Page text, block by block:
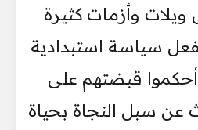
وأزمات كثيرة
سياسة استبدادية
قبضتهم على
عن سبل النجاة بحياة